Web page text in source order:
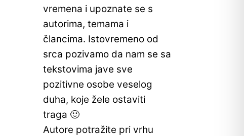
vremena i upoznate se s
autorima, temama i
člancima. Istovremeno od
srca pozivamo da nam se sa
tekstovima jave sve
pozitivne osobe veselog
duha, koje žele ostaviti
traga 🙂
Autore potražite pri vrhu